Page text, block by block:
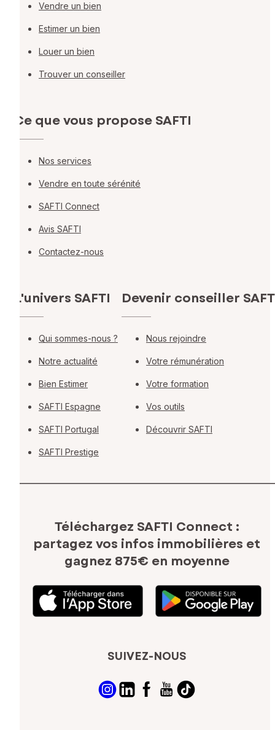
Vendre un bien
Estimer un bien
Louer un bien
Trouver un conseiller
Ce que vous propose SAFTI
Nos services
Vendre en toute sérénité
SAFTI Connect
Avis SAFTI
Contactez-nous
L'univers SAFTI
Qui sommes-nous ?
Notre actualité
Bien Estimer
SAFTI Espagne
SAFTI Portugal
SAFTI Prestige
Devenir conseiller
Nous rejoindre
Votre rémunération
Votre formation
Vos outils
Découvrir SAFTI
Téléchargez SAFTI Connect :
partagez vos infos immobilières et
gagnez 875€ en moyenne
SUIVEZ-NOUS